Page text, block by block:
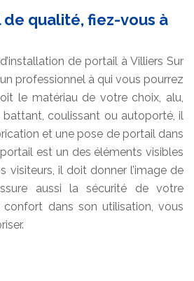
qualité, fiez-vous à
de portail à Villiers Sur
professionnel à qui vous pourrez
le matériau de votre choix, alu,
battant, coulissant ou autoporté, il
et une pose de portail dans
portail est un des éléments visibles
visiteurs, il doit donner l’image de
aussi la sécurité de votre
confort dans son utilisation, vous